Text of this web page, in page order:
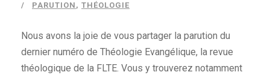
PARUTION , THÉOLOGIE
Nous avons la joie de vous partager la parution du
dernier numéro de Théologie Evangélique, la revue
théologique de la FLTE. Vous y trouverez notamment